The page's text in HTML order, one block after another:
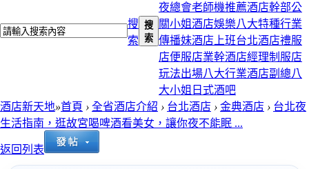
搜
索
搜
索
夜總會老師機推薦酒店幹部公
關小姐酒店娛樂八大特種行業
傳播妹酒店上班台北酒店禮服
店便服店業幹酒店經理制服店
玩法出場八大行業酒店副總八
大小姐 日式酒吧
酒店新天地»首頁 › 全省酒店介紹 › 台北酒店 › 金典酒店 › 台北夜
生活指南，逛故宮喝啤酒看美女，讓你夜不能眠 ...
返回列表